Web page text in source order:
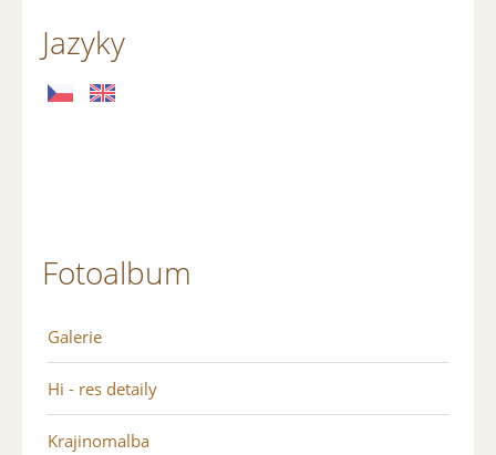
Jazyky
Fotoalbum
Galerie
Hi - res detaily
Krajinomalba